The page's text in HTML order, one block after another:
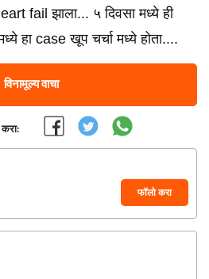
fail झाला... ५ दिवसा मध्ये ही
हा case खूप चर्चा मध्ये होता....
विनामूल्य वाचा
फॉलो करा